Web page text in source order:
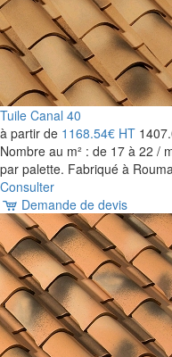
Tuile Canal 40
à partir de 1168.54€ HT
Nombre au m² : de 17 à 22 /
par palette. Fabriqué à
Consulter
Demande de devis